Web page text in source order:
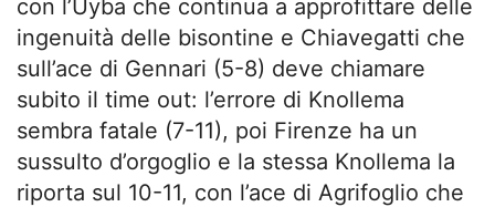
con l’Uyba che continua a approfittare delle
ingenuità delle bisontine e Chiavegatti che
sull’ace di Gennari (5-8) deve chiamare
subito il time out: l’errore di Knollema
sembra fatale (7-11), poi Firenze ha un
sussulto d’orgoglio e la stessa Knollema la
riporta sul 10-11, con l’ace di Agrifoglio che